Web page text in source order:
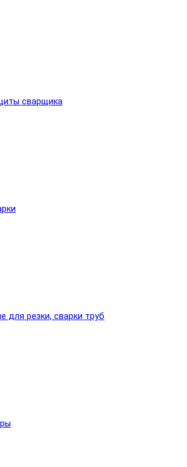
сварщика
для резки, сварки труб